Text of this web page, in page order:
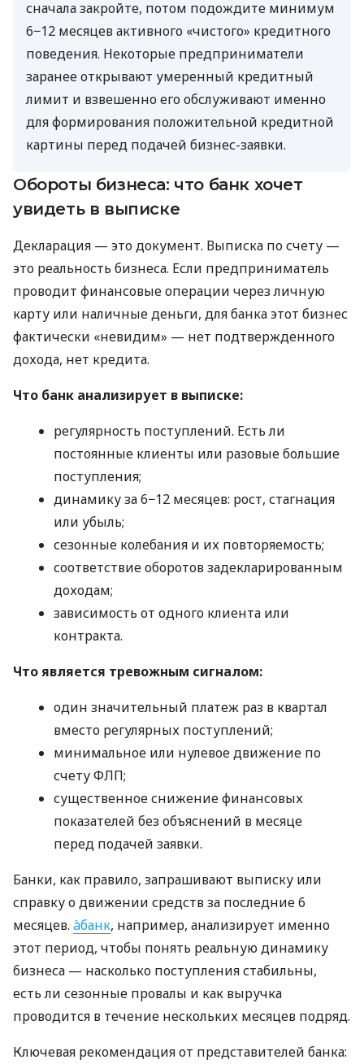
сначала закройте, потом подождите минимум
6−12 месяцев активного «чистого» кредитного
поведения. Некоторые предприниматели
заранее открывают умеренный кредитный
лимит и взвешенно его обслуживают именно
для формирования положительной кредитной
картины перед подачей бизнес-заявки.
Обороты бизнеса: что банк хочет
увидеть в выписке
Декларация — это документ. Выписка по счету —
это реальность бизнеса. Если предприниматель
проводит финансовые операции через личную
карту или наличные деньги, для банка этот бизнес
фактически «невидим» — нет подтвержденного
дохода, нет кредита.
Что банк анализирует в выписке:
регулярность поступлений. Есть ли
постоянные клиенты или разовые большие
поступления;
динамику за 6−12 месяцев: рост, стагнация
или убыль;
сезонные колебания и их повторяемость;
соответствие оборотов задекларированным
доходам;
зависимость от одного клиента или
контракта.
Что является тревожным сигналом:
один значительный платеж раз в квартал
вместо регулярных поступлений;
минимальное или нулевое движение по
счету ФЛП;
существенное снижение финансовых
показателей без объяснений в месяце
перед подачей заявки.
Банки, как правило, запрашивают выписку или
справку о движении средств за последние 6
месяцев. àбанк, например, анализирует именно
этот период, чтобы понять реальную динамику
бизнеса — насколько поступления стабильны,
есть ли сезонные провалы и как выручка
проводится в течение нескольких месяцев подряд.
Ключевая рекомендация от представителей банка: